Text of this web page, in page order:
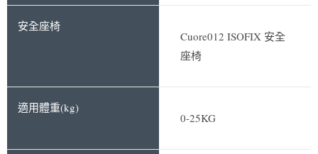
Cuore012 ISOFIX 安全
座椅
0-25KG